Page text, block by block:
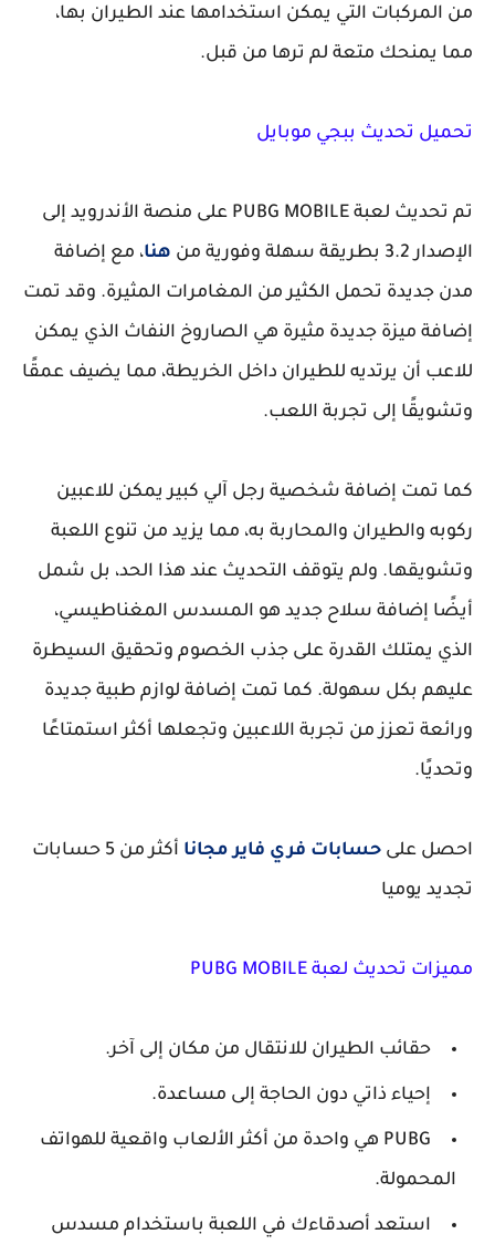
من المركبات التي يمكن استخدامها عند الطيران بها،
مما يمنحك متعة لم ترها من قبل.
تحميل تحديث ببجي موبايل
تم تحديث لعبة PUBG MOBILE على منصة الأندرويد إلى
الإصدار 3.2 بطريقة سهلة وفورية من
هنا، مع إضافة
مدن جديدة تحمل الكثير من المغامرات المثيرة. وقد تمت
إضافة ميزة جديدة مثيرة هي الصاروخ النفاث الذي يمكن
للاعب أن يرتديه للطيران داخل الخريطة، مما يضيف عمقًا
وتشويقًا إلى تجربة اللعب.
كما تمت إضافة شخصية رجل آلي كبير يمكن للاعبين
ركوبه والطيران والمحاربة به، مما يزيد من تنوع اللعبة
وتشويقها. ولم يتوقف التحديث عند هذا الحد، بل شمل
أيضًا إضافة سلاح جديد هو المسدس المغناطيسي،
الذي يمتلك القدرة على جذب الخصوم وتحقيق السيطرة
عليهم بكل سهولة. كما تمت إضافة لوازم طبية جديدة
ورائعة تعزز من تجربة اللاعبين وتجعلها أكثر استمتاعًا
وتحديًا.
احصل على حسابات فري فاير مجانا
أكثر من 5 حسابات
تجديد يوميا
مميزات تحديث لعبة PUBG MOBILE
حقائب الطيران للانتقال من مكان إلى آخر.
إحياء ذاتي دون الحاجة إلى مساعدة.
PUBG هي واحدة من أكثر الألعاب واقعية للهواتف
المحمولة.
استعد أصدقاءك في اللعبة باستخدام مسدس